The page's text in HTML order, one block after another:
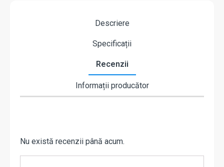
Descriere
Specificații
Recenzii
Informații producător
Nu există recenzii până acum.